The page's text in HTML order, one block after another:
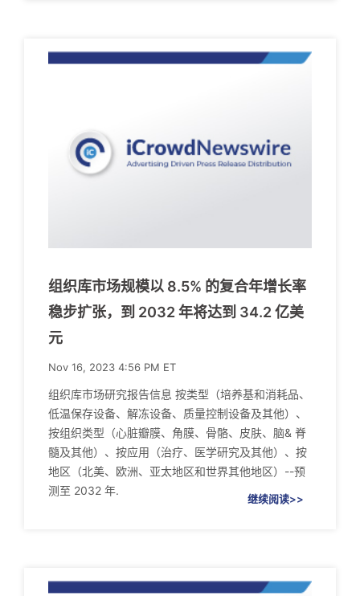
组织库市场规模以 8.5% 的复合年增长率
稳步扩张，到 2032 年将达到 34.2 亿美
元
Nov 16, 2023 4:56 PM ET
组织库市场研究报告信息 按类型（培养基和消耗品、
低温保存设备、解冻设备、质量控制设备及其他）、
按组织类型（心脏瓣膜、角膜、骨骼、皮肤、脑& 脊
髓及其他）、按应用（治疗、医学研究及其他）、按
地区（北美、欧洲、亚太地区和世界其他地区）--预
测至 2032 年.
继续阅读>>